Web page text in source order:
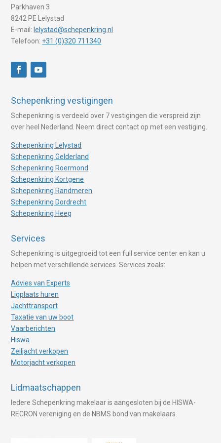
Parkhaven 3
8242 PE Lelystad
E-mail: lelystad@schepenkring.nl
Telefoon: +31 (0)320 711340
Schepenkring vestigingen
Schepenkring is verdeeld over 7 vestigingen die verspreid zijn
over heel Nederland. Neem direct contact op met een vestiging.
Schepenkring Lelystad
Schepenkring Gelderland
Schepenkring Roermond
Schepenkring Kortgene
Schepenkring Randmeren
Schepenkring Dordrecht
Schepenkring Heeg
Services
Schepenkring is uitgegroeid tot een full service center en kan u
helpen met verschillende services. Services zoals:
Advies van Experts
Ligplaats huren
Jachttransport
Taxatie van uw boot
Vaarberichten
Hiswa
Zeiljacht verkopen
Motorjacht verkopen
Lidmaatschappen
Iedere Schepenkring makelaar is aangesloten bij de HISWA-
RECRON vereniging en de NBMS bond van makelaars.